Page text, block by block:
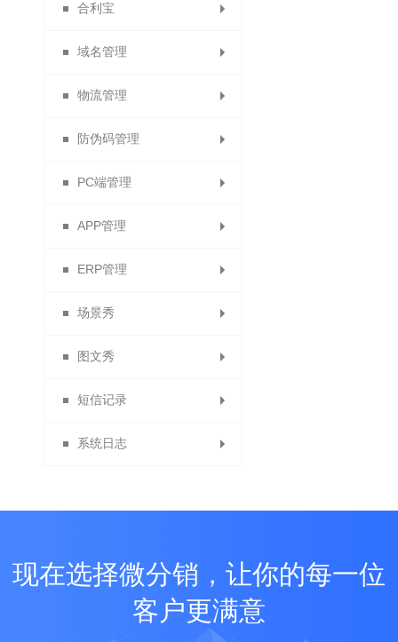
供应商财务报表
秒杀统计
动态分红
分红计算规则
分红记录
合利宝
合利宝交易
域名管理
免费申请域名
绑定域名
物流管理
运费模板
电子面单
快递单模板列表
顺丰电子面单
提货点管理
防伪码管理
防伪设置
防伪码批次列表
PC端管理
导航管理
客服QQ
单页管理与添加单页
PC端首页装修
商品列表页装修
APP管理
APP下载
商家版APP
ERP管理
场景秀
我的场景
表单数据中心
图文秀
我的图文
图文中心
短信记录
短信发送记录
系统日志
现在选择微分销，让你的每一位
客户更满意